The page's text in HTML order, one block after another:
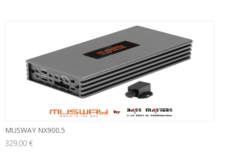
MUSWAY NX900.5
329,00 €